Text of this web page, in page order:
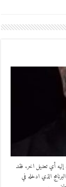
أي تعديل اخر. فقد
الذي ادخله في